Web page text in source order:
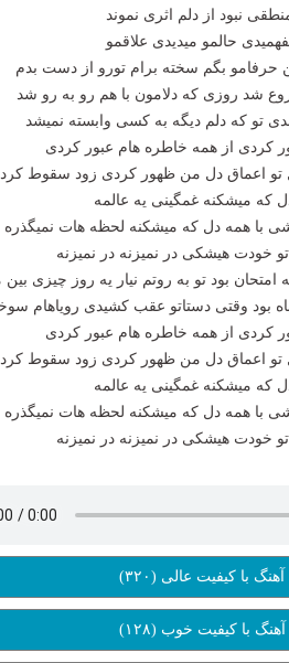
نبود از دلم اثری نموند
حالمو میدیدی علاقمو
حرفامو بگم سخته برام تورو از دست بدم
شد روزی که دلامون با هم رو به رو شد
تو که دلم دیگه به کسی وابسته نمیشد
کردی از همه خاطره هام عبور کردی
تو اعماق دل من ظهور کردی زود سقوط
که میشکنه غمگینی یه عالمه
با همه دل که میشکنه لحظه هات نمیگذره
خودت هیشکی در نمیزنه در نمیزنه
بود تو به روتم نیار یه روز چیزی بین
بود وقتی دستاتو عقب کشیدی رویاهام
کردی از همه خاطره هام عبور کردی
تو اعماق دل من ظهور کردی زود سقوط
که میشکنه غمگینی یه عالمه
با همه دل که میشکنه لحظه هات نمیگذره
خودت هیشکی در نمیزنه در نمیزنه
آهنگ با کیفیت عالی (۳۲۰)
آهنگ با کیفیت خوب (۱۲۸)